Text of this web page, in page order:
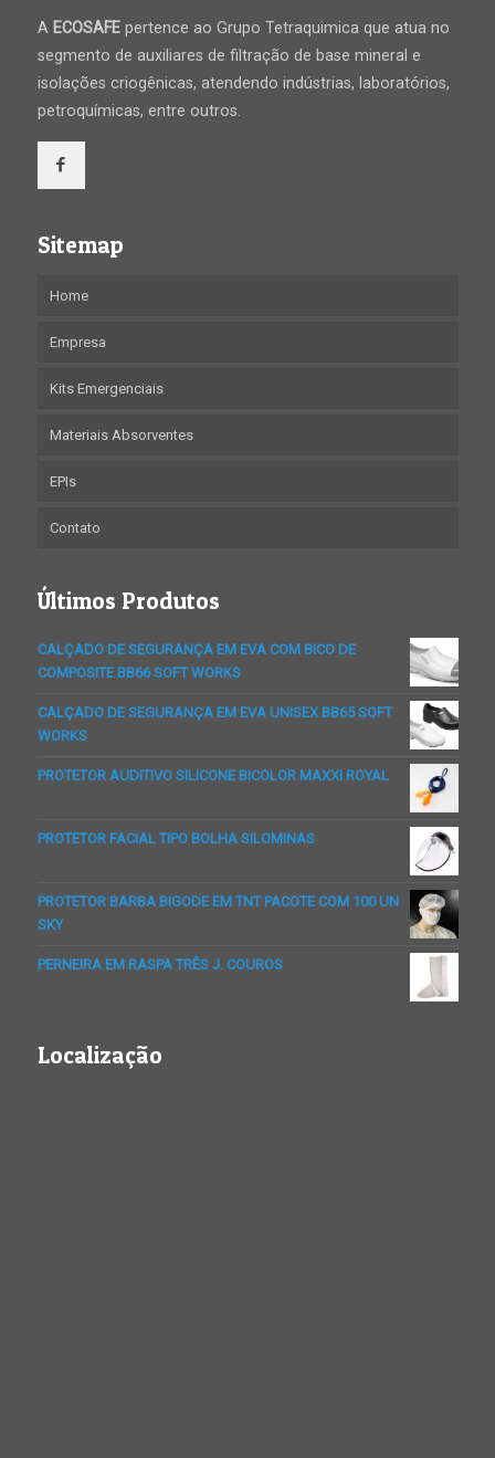
A ECOSAFEpertence ao Grupo Tetraquimica que atua no
segmento de auxiliares de filtração de base mineral e
isolações criogênicas, atendendo indústrias, laboratórios,
petroquímicas, entre outros.
Sitemap
Home
Empresa
Kits Emergenciais
Materiais Absorventes
EPIs
Contato
Últimos Produtos
CALÇADO DE SEGURANÇA EM EVA COM BICO DE
COMPOSITE BB66 SOFT WORKS
CALÇADO DE SEGURANÇA EM EVA UNISEX BB65 SOFT
WORKS
PROTETOR AUDITIVO SILICONE BICOLOR MAXXI ROYAL
PROTETOR FACIAL TIPO BOLHA SILOMINAS
PROTETOR BARBA BIGODE EM TNT PACOTE COM 100 UN
SKY
PERNEIRA EM RASPA TRÊS J. COUROS
Localização